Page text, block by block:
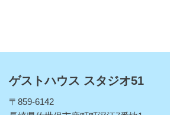
ゲストハウス スタジオ51
〒859-6142